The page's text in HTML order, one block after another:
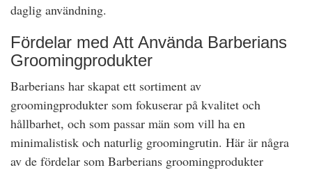
daglig användning.
Fördelar med Att Använda Barberians
Groomingprodukter
Barberians har skapat ett sortiment av
groomingprodukter som fokuserar på kvalitet och
hållbarhet, och som passar män som vill ha en
minimalistisk och naturlig groomingrutin. Här är några
av de fördelar som Barberians groomingprodukter